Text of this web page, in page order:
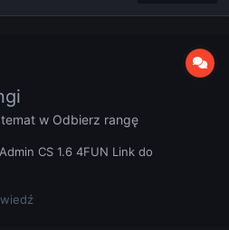
w Odbierz rangę
CS 1.6 4FUN Link do